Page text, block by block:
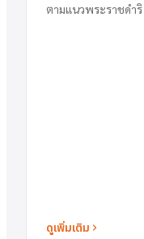
ตามแนวพระราชดำริ
ดูเพิ่มเติม